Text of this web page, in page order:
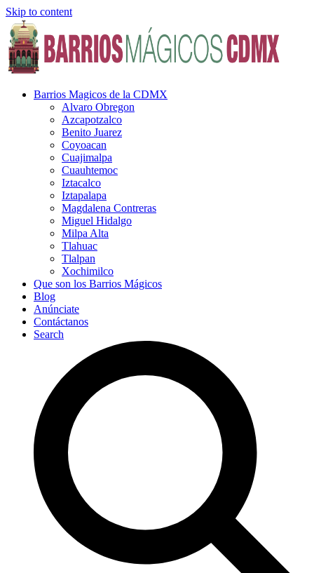
Skip to content
Barrios Magicos de la CDMX
Alvaro Obregon
Azcapotzalco
Benito Juarez
Coyoacan
Cuajimalpa
Cuauhtemoc
Iztacalco
Iztapalapa
Magdalena Contreras
Miguel Hidalgo
Milpa Alta
Tlahuac
Tlalpan
Xochimilco
Que son los Barrios Mágicos
Blog
Anúnciate
Contáctanos
Search